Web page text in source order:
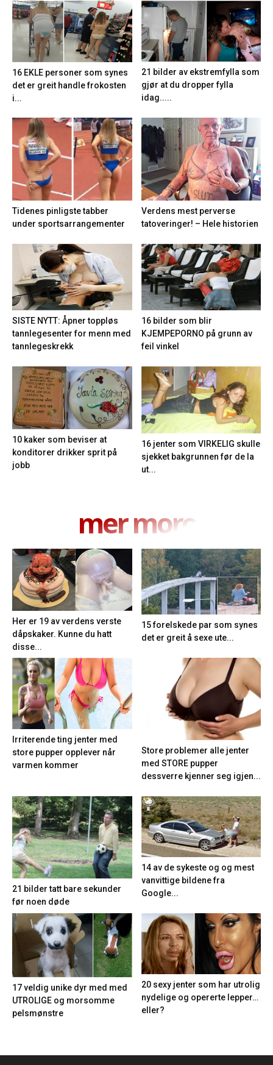
16 EKLE personer som synes
det er greit handle frokosten
i...
21 bilder av ekstremfylla som
gjør at du dropper fylla
idag.....
Tidenes pinligste tabber
under sportsarrangementer
Verdens mest perverse
tatoveringer! – Hele historien
SISTE NYTT: Åpner toppløs
tannlegesenter for menn med
tannlegeskrekk
16 bilder som blir
KJEMPEPORNO på grunn av
feil vinkel
10 kaker som beviser at
konditorer drikker sprit på
jobb
16 jenter som VIRKELIG skulle
sjekket bakgrunnen før de la
ut...
mer moro
Her er 19 av verdens verste
dåpskaker. Kunne du hatt
disse...
15 forelskede par som synes
det er greit å sexe ute...
Irriterende ting jenter med
store pupper opplever når
varmen kommer
Store problemer alle jenter
med STORE pupper
dessverre kjenner seg igjen...
21 bilder tatt bare sekunder
før noen døde
14 av de sykeste og og mest
vanvittige bildene fra
Google...
17 veldig unike dyr med med
UTROLIGE og morsomme
pelsmønstre
20 sexy jenter som har utrolig
nydelige og opererte lepper…
eller?